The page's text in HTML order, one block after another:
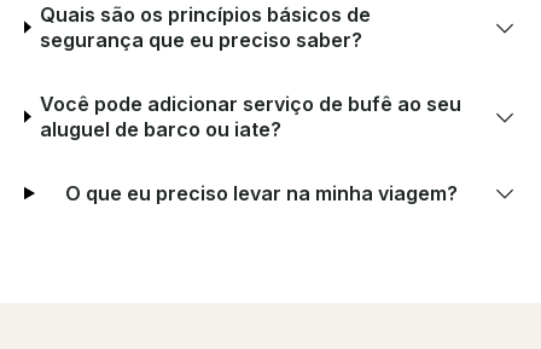
Quais são os princípios básicos de
segurança que eu preciso saber?
Você pode adicionar serviço de bufê ao seu
aluguel de barco ou iate?
O que eu preciso levar na minha viagem?